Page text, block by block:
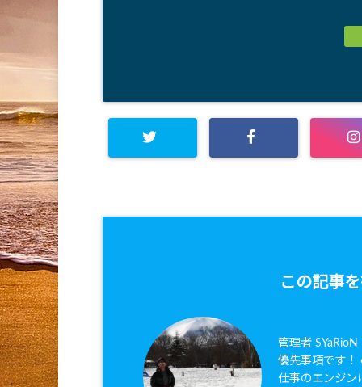
この記事
管理者
優先事項です！
仕事のエンジン